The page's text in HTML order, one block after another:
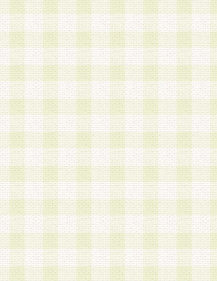
2.会員登録希望者は、本規約に同意の後、当社指
画 面」において、当社が指定する必要事項を入
を行うものとします。当社は、会員登録を承認し
会員として本サービスを 受けるためのログイン
を付与します。
3.会員は、会員登録の際に申告する登録情報の全
いかなる虚偽の申告をも行ってはならないものと
4.会員は、複数のログインＩＤおよびパスワード
いものとします。
第4条 ログインIDおよびパスワードの管理
1.会員は、会員登録後、本サイト内にて本サービ
加する際には、前条に基づき当社から付与された
スワードを使用するものとします。
2.登録の際に当社が付与したログインIDおよびパ
の使用に関しては、全て会員本人がその責任を負
3.会員は、当社から付与されたログインIDおよび
貸与、名義変更、売買その他形態を問わず第三者
ならないものとします。